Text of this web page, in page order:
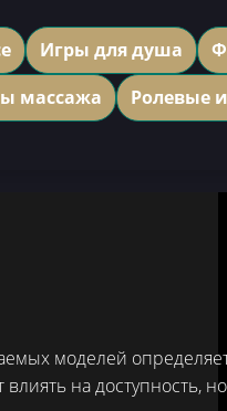
Игры для душа
массажа Ролевые
моделей
на доступность,